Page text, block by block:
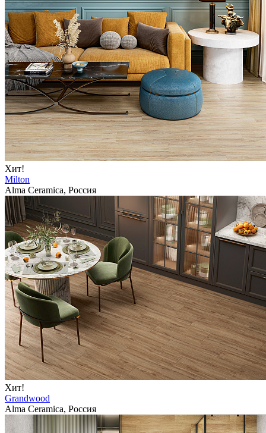
Хит!
Milton
Alma Ceramica, Россия
Хит!
Grandwood
Alma Ceramica, Россия